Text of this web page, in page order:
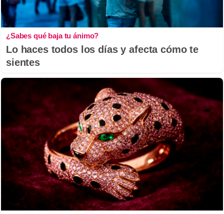
¿Sabes qué baja tu ánimo?
Lo haces todos los días y afecta cómo te
sientes